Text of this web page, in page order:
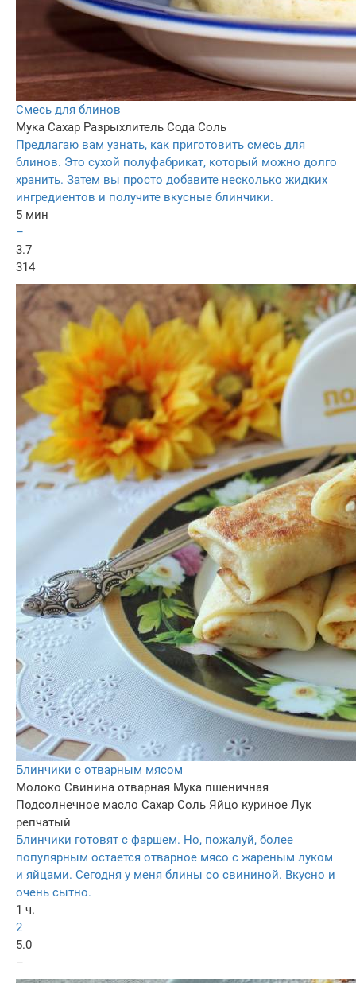
Смесь для блинов
Мука Сахар Разрыхлитель Сода Соль
Предлагаю вам узнать, как приготовить смесь для
блинов. Это сухой полуфабрикат, который можно долго
хранить. Затем вы просто добавите несколько жидких
ингредиентов и получите вкусные блинчики.
5 мин
–
3.7
314
Блинчики с отварным мясом
Молоко Свинина отварная Мука пшеничная
Подсолнечное масло Сахар Соль Яйцо куриное Лук
репчатый
Блинчики готовят с фаршем. Но, пожалуй, более
популярным остается отварное мясо с жареным луком
и яйцами. Сегодня у меня блины со свининой. Вкусно и
очень сытно.
1 ч.
2
5.0
–